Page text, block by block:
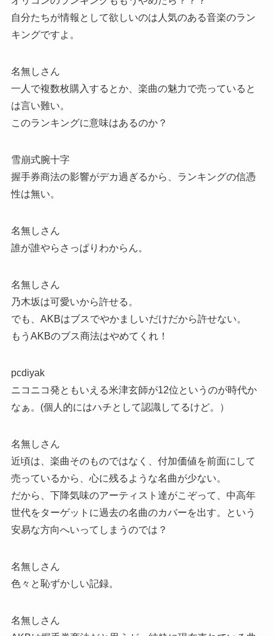
自分たちが情報として欲しいのは人気のある音楽のラン
キングですよ。
名無しさん
一人で複数枚購入するとか、楽曲の魅力で売っていると
は言い難い。
このランキングに意味はあるのか？
雪崩式腕十字
握手券商法の影響がデカ過ぎるから、ランキングの信憑
性は無い。
名無しさん
誰が誰やらさっぱりわからん。
名無しさん
乃木坂は可愛いから許せる。
でも、AKBはブスでやかましいだけだから許せない。
もうAKBのブス商法はやめてくれ！
pcdiyak
ニコニコ発ともいえる米津玄師が12位というのが時代か
なぁ。(個人的にはハチとして認識してるけど。）
名無しさん
近頃は、楽曲そのものではなく、付加価値を前面にして
売っているから、心に残るような名曲が少ない。
だから、下降気味のアーティスト達がこぞって、中高年
世代をターゲットに過去の名曲のカバーを出す。という
安易な方向へいってしまうのでは？
名無しさん
色々と恥ずかしい記録。
名無しさん